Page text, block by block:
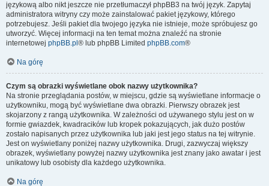
językową albo nikt jeszcze nie przetłumaczył phpBB3 na twój język. Zapytaj
administratora witryny czy może zainstalować pakiet językowy, którego
potrzebujesz. Jeśli pakiet dla twojego języka nie istnieje, może spróbujesz go
utworzyć. Więcej informacji na ten temat można znaleźć na stronie
internetowej phpBB.pl ® lub phpBB Limited phpBB.com®
Na górę
Czym są obrazki wyświetlane obok nazwy użytkownika?
Na stronie przeglądania postów, w miejscu, gdzie są wyświetlane informacje o
użytkowniku, mogą być wyświetlane dwa obrazki. Pierwszy obrazek jest
skojarzony z rangą użytkownika. W zależności od używanego stylu jest on w
formie gwiazdek, kwadracików lub kropek pokazujących, jak dużo postów
zostało napisanych przez użytkownika lub jaki jest jego status na tej witrynie.
Jest on wyświetlany poniżej nazwy użytkownika. Drugi, zazwyczaj większy
obrazek, wyświetlany powyżej nazwy użytkownika jest znany jako awatar i jest
unikatowy lub osobisty dla każdego użytkownika.
Na górę